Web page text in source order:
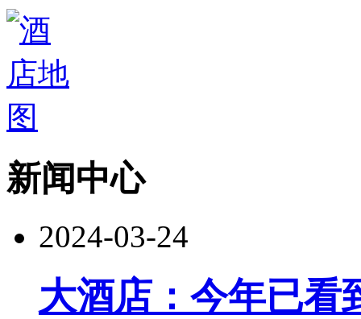
新闻中心
2024-03-24
大酒店：今年已看